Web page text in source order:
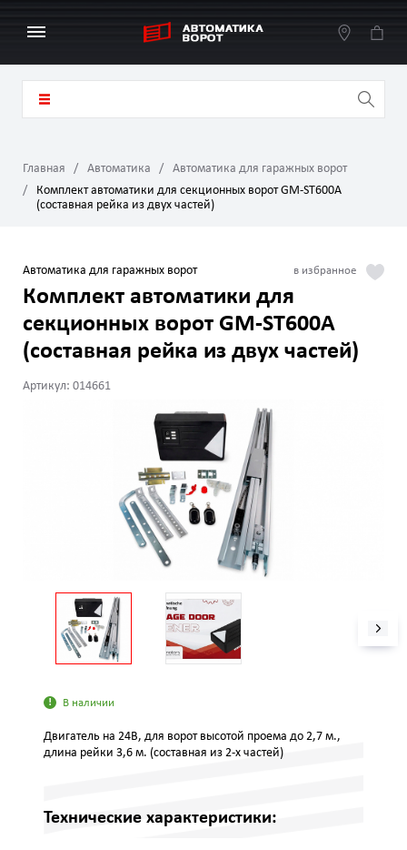
Главная Автоматика
Автоматика для гаражных ворот
Комплект автоматики для секционных ворот GM-ST600A
(составная рейка из двух частей)
Автоматика для гаражных ворот
Комплект автоматики для
секционных ворот GM-ST600A
(составная рейка из двух частей)
Артикул: 014661
В наличии
Двигатель на 24В, для ворот высотой проема до 2,7 м.,
длина рейки 3,6 м. (составная из 2-х частей)
Технические характеристики: